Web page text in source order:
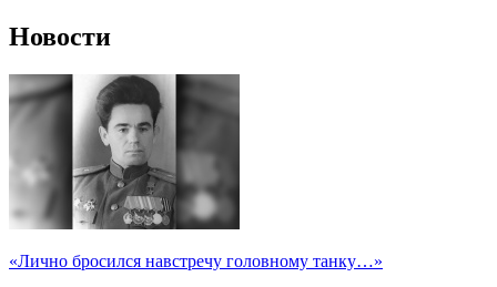
Новости
«Лично бросился навстречу головному танку…»